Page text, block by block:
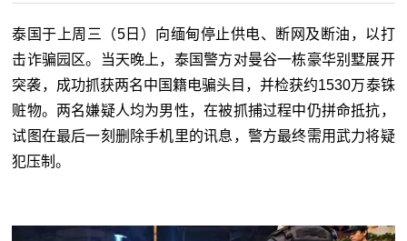
泰国于上周三（5日）向缅甸停止供电、断网及断油，以打
击诈骗园区。当天晚上，泰国警方对曼谷一栋豪华别墅展开
突袭，成功抓获两名中国籍电骗头目，并检获约1530万泰铢
赃物。两名嫌疑人均为男性，在被抓捕过程中仍拼命抵抗，
试图在最后一刻删除手机里的讯息，警方最终需用武力将疑
犯压制。